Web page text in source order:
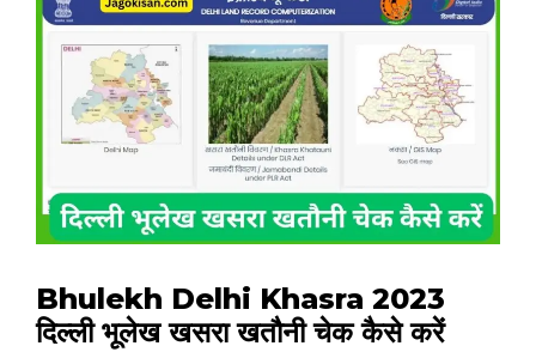
Bhulekh Delhi Khasra 2023
दिल्ली भूलेख खसरा खतौनी चेक कैसे करें